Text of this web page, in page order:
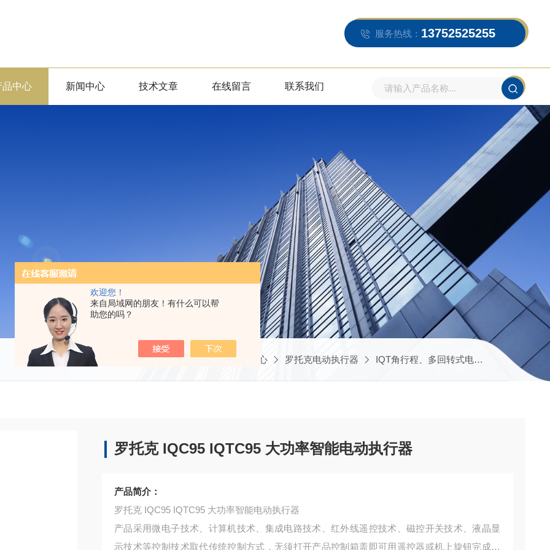
欢迎您！
来自局域网的朋友！有什么可以帮
助您的吗？
服务热线： 13752525255
品中心 新闻中心 技术文章 在线留言 联系我们
当前位置：首页 产品中心 罗托克电动执行器 IQT角行程、多回转式电动执行器 罗托
罗托克 IQC95 IQTC95 大功率智能电动执行器
产品简介：
罗托克 IQC95 IQTC95 大功率智能电动执行器
产品采用微电子技术、计算机技术、集成电路技术、红外线遥控技术、磁控开关技术、液晶显
示技术等控制技术取代传统控制方式，无须打开产品控制箱盖即可用遥控器或机上旋钮完成执